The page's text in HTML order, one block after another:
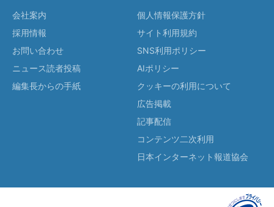
会社案内
採用情報
お問い合わせ
ニュース読者投稿
編集長からの手紙
個人情報保護方針
サイト利用規約
SNS利用ポリシー
AIポリシー
クッキーの利用について
広告掲載
記事配信
コンテンツ二次利用
日本インターネット報道協会